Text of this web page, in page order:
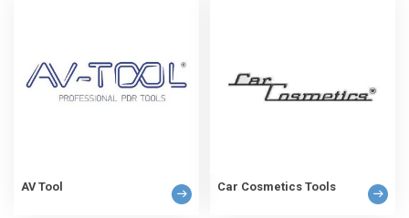
AV Tool Car Cosmetics Tools